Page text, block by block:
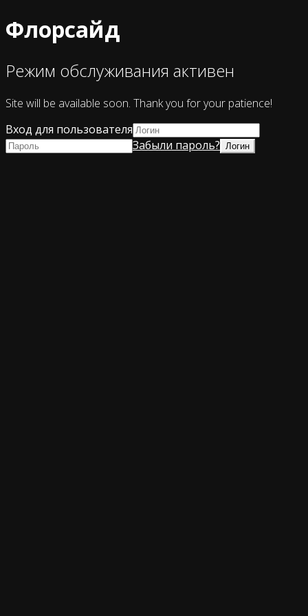
Флорсайд
Режим обслуживания активен
Site will be available soon. Thank you for your patience!
Вход для пользователя
Забыли пароль?